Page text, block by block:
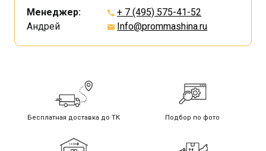
Менеджер:
Андрей
+ 7 (495) 575-41-52
Info@prommashina.ru
Бесплатная доставка до ТК Подбор по фото